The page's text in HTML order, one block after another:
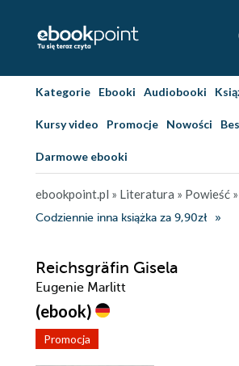
Kategorie Ebooki Audiobooki
Kursy video Promocje Nowości
Darmowe ebooki
ebookpoint.pl » Literatura » Powieść »
Codziennie inna książka za 9,90zł
Reichsgräfin Gisela
Eugenie Marlitt
(ebook)
Promocja